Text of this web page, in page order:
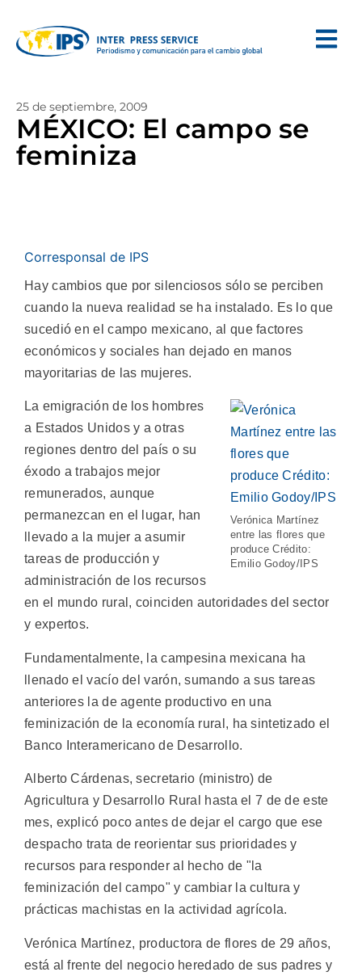
25 de septiembre, 2009
MÉXICO: El campo se
feminiza
Corresponsal de IPS
Hay cambios que por silenciosos sólo se perciben
cuando la nueva realidad se ha instalado. Es lo que
sucedió en el campo mexicano, al que factores
económicos y sociales han dejado en manos
mayoritarias de las mujeres.
Verónica Martínez
entre las flores que
produce Crédito:
Emilio Godoy/IPS
La emigración de los hombres
a Estados Unidos y a otras
regiones dentro del país o su
éxodo a trabajos mejor
remunerados, aunque
permanezcan en el lugar, han
llevado a la mujer a asumir
tareas de producción y
administración de los recursos
en el mundo rural, coinciden autoridades del sector
y expertos.
Fundamentalmente, la campesina mexicana ha
llenado el vacío del varón, sumando a sus tareas
anteriores la de agente productivo en una
feminización de la economía rural, ha sintetizado el
Banco Interamericano de Desarrollo.
Alberto Cárdenas, secretario (ministro) de
Agricultura y Desarrollo Rural hasta el 7 de de este
mes, explicó poco antes de dejar el cargo que ese
despacho trata de reorientar sus prioridades y
recursos para responder al hecho de "la
feminización del campo" y cambiar la cultura y
prácticas machistas en la actividad agrícola.
Verónica Martínez, productora de flores de 29 años,
está al frente del negocio heredado de sus padres y